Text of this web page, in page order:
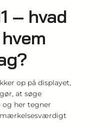
– hvad
op på displayet,
at søge
her tegner